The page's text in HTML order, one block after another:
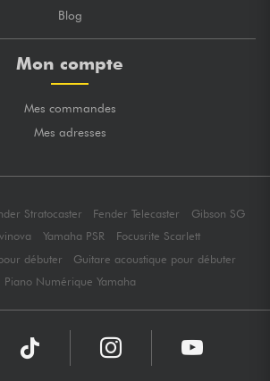
Blog
Mon compte
Mes commandes
Mes adresses
Stratocaster Fender Telecaster
Gibson SG
Yamaha PSR
Focusrite Scarlett
débuter
Guitare acoustique pour débuter
Piano Numérique Yamaha